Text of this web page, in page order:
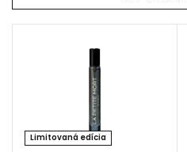
Najdrahšie
Limitovaná edícia